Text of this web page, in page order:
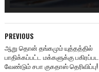
PREVIOUS
ஆறு தொன் தங்கமும் யுத்தத்தில்
பாதிக்கப்பட்ட மக்களுக்கு பகிரப்பட
வேண்டும் சபா குகதாஸ் தெரிவிப்பு!